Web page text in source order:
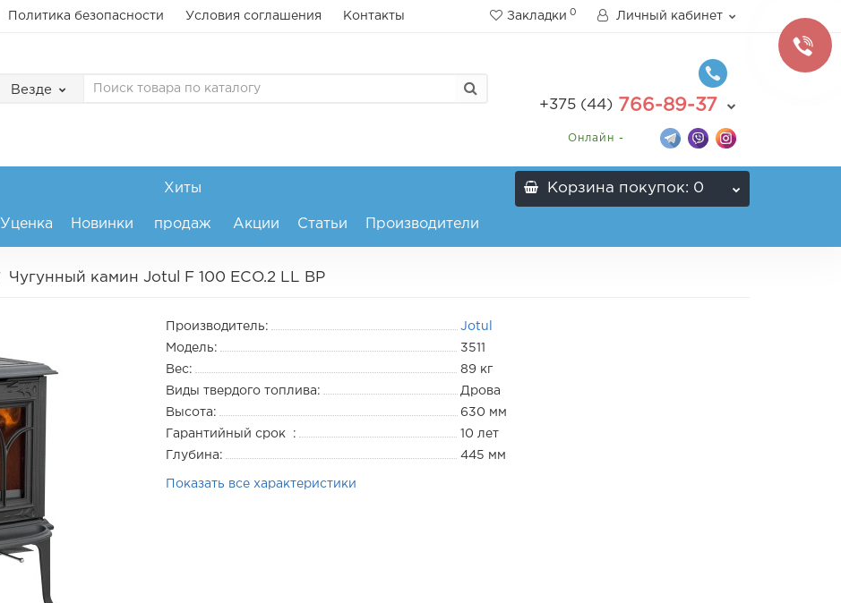
Политика безопасности Условия соглашения Контакты Закладки 0 Личный кабинет
Везде
+375 (44) 766-89-37
Онлайн -
Уценка Новинки
Хиты
продаж Акции Статьи Производители
Корзина покупок: 0
Чугунный камин Jotul F 100 ECO.2 LL BP
Производитель:
Jotul
Модель:
3511
Вес:
89 кг
Виды твердого топлива:
Дрова
Высота:
630 мм
Гарантийный срок :
10 лет
Глубина:
445 мм
Показать все характеристики